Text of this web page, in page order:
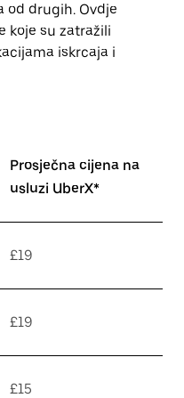
od drugih. Ovdje
koje su zatražili
iskrcaja i
Prosječna cijena na
usluzi UberX*
£19
£19
£15